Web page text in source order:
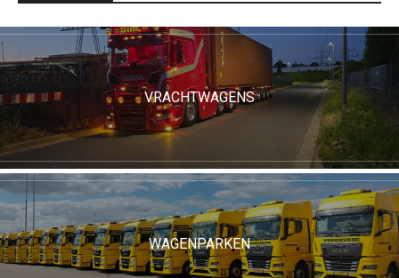
VRACHTWAGENS
WAGENPARKEN